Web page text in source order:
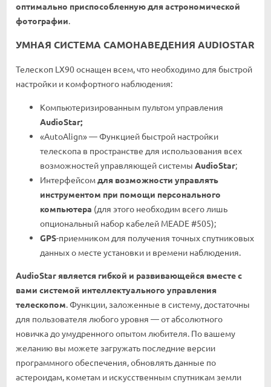
оптимально приспособленную для астрономической
фотографии.
УМНАЯ СИСТЕМА САМОНАВЕДЕНИЯ AUDIOSTAR
Телескоп LX90 оснащен всем, что необходимо для быстрой
настройки и комфортного наблюдения:
Компьютеризированным пультом управления
AudioStar;
«AutoAlign» — Функцией быстрой настройки
телескопа в пространстве для использования всех
возможностей управляющей системы AudioStar;
Интерфейсомдля возможности управлять
инструментом при помощи персонального
компьютера (для этого необходим всего лишь
опциональный набор кабелей MEADE #505);
GPS-приемником для получения точных спутниковых
данных о месте установки и времени наблюдения.
AudioStarявляется гибкой и развивающейся вместе с
вами системой интеллектуального управления
телескопом. Функции, заложенные в систему, достаточны
для пользователя любого уровня — от абсолютного
новичка до умудренного опытом любителя. По вашему
желанию вы можете загружать последние версии
программного обеспечения, обновлять данные по
астероидам, кометам и искусственным спутникам земли